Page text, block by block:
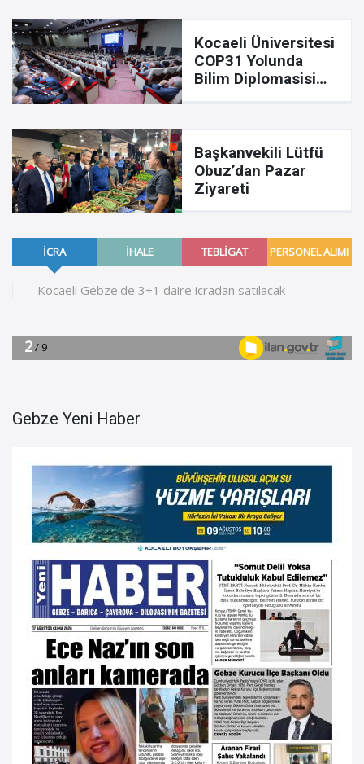
Kocaeli Üniversitesi
COP31 Yolunda
Bilim Diplomasisi
Başkanvekili Lütfü
Obuz’dan Pazar
Ziyareti
Gebze Yeni Haber